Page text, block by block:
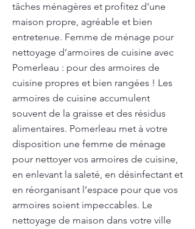
tâches ménagères et profitez d’une
maison propre, agréable et bien
entretenue. Femme de ménage pour
nettoyage d’armoires de cuisine avec
Pomerleau : pour des armoires de
cuisine propres et bien rangées ! Les
armoires de cuisine accumulent
souvent de la graisse et des résidus
alimentaires. Pomerleau met à votre
disposition une femme de ménage
pour nettoyer vos armoires de cuisine,
en enlevant la saleté, en désinfectant et
en réorganisant l’espace pour que vos
armoires soient impeccables. Le
nettoyage de maison dans votre ville